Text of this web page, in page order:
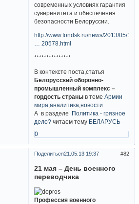
современных условиях гарантия
суверенитета и обеспечения
безопасности Белоруссии.
http://www.fondsk.ru/news/2013/05/19/
… 20578.html
***************
В контексте поста,статья
Белорусский оборонно-
промышленный комплекс –
гордость страны в теме Армии
мира,аналитика,новости
А в разделе Политика - грязное
дело? читаем тему БЕЛАРУСЬ
0
Поделиться 82
21.05.13 19:37
21 мая – День военного
переводчика
Профессия военного